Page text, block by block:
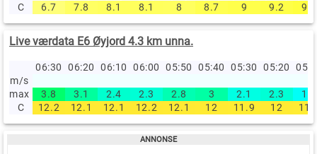
C
6.7 7.8 8.1 8.1 8 8.7 9 9.2 9.6
Live værdata E6 Øyjord 4.3 km unna.
06:30 06:20 06:10 06:00 05:50 05:40 05:30 05:20
m/s
max
3.8 3.1 2.4 2.3 2.8 3 2.1 2.3
1.8
C
12.2 12.1 12.1 12.2 12.1 12 11.9 12